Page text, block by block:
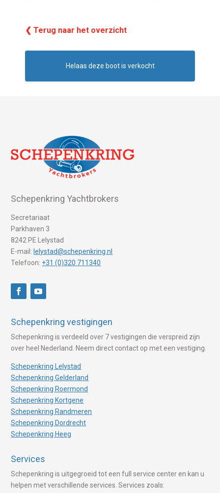
❮ Terug naar het overzicht
Helaas deze boot is verkocht
Schepenkring Yachtbrokers
Secretariaat
Parkhaven 3
8242 PE Lelystad
E-mail: lelystad@schepenkring.nl
Telefoon: +31 (0)320 711340
Schepenkring vestigingen
Schepenkring is verdeeld over 7 vestigingen die verspreid zijn
over heel Nederland. Neem direct contact op met een vestiging.
Schepenkring Lelystad
Schepenkring Gelderland
Schepenkring Roermond
Schepenkring Kortgene
Schepenkring Randmeren
Schepenkring Dordrecht
Schepenkring Heeg
Services
Schepenkring is uitgegroeid tot een full service center en kan u
helpen met verschillende services. Services zoals: